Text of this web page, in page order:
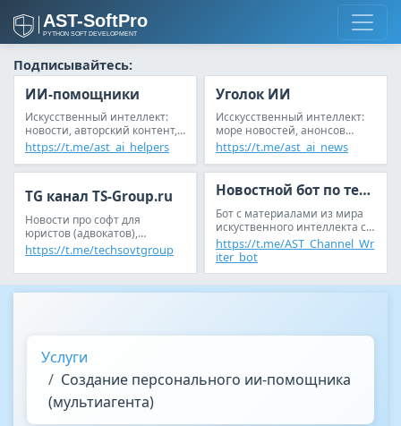
Подписывайтесь:
ИИ-помощники
Искусственный интеллект:
новости, авторский контент,
анонсы статьей, reddit
https://t.me/ast_ai_helpers
Уголок ИИ
Исскусственный интеллект:
море новостей, анонсов
статей и обсуждений
https://t.me/ast_ai_news
TG канал TS-Group.ru
Новости про софт для
юристов (адвокатов),
следователей (дознавателей)
https://t.me/techsovtgroup
Новостной бот по теме ИИ
Бот с материалами из мира
искуственного интеллекта с
возможностью настройки
новостной ленты под себя
https://t.me/AST_Channel_Wr
iter_bot
Услуги
Создание персонального ии-помощника
(мультиагента)